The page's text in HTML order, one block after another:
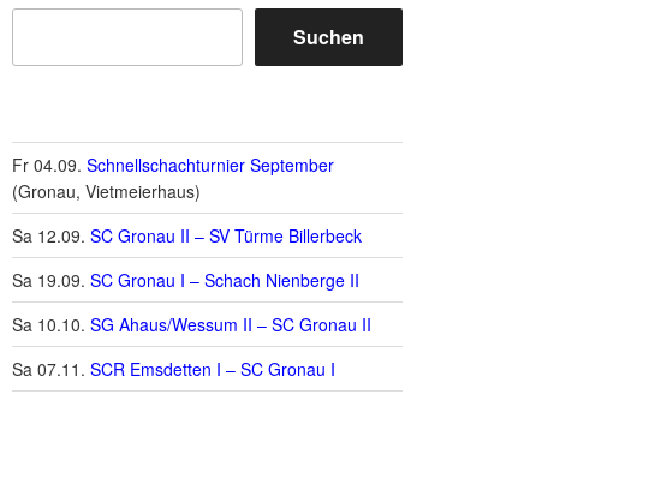
Suchen
Fr 04.09. Schnellschachturnier September
(Gronau, Vietmeierhaus)
Sa 12.09. SC Gronau II – SV Türme Billerbeck
Sa 19.09. SC Gronau I – Schach Nienberge II
Sa 10.10. SG Ahaus/Wessum II – SC Gronau II
Sa 07.11. SCR Emsdetten I – SC Gronau I